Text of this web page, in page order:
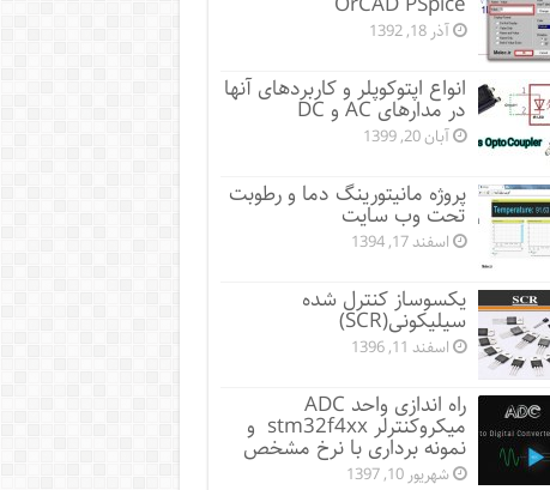
آذر 18, 1392
انواع اپتوکوپلر و کاربردهای آنها
در مدارهای AC و DC
آبان 20, 1399
پروژه مانيتورينگ دما و رطوبت
تحت وب سایت
اسفند 17, 1394
یکسوساز کنترل شده
سیلیکونی(SCR)
اسفند 11, 1396
راه اندازی واحد ADC
میکروکنترلر stm32f4xx و
نمونه برداری با نرخ مشخص
شهریور 10, 1397